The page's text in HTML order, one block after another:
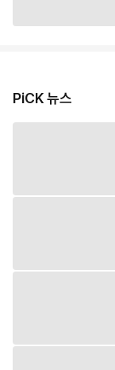
PiCK 뉴스